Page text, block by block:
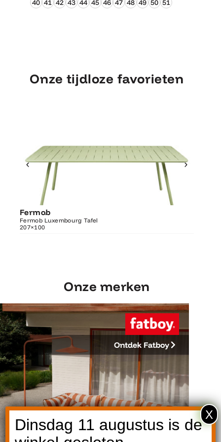
40 41 42 43 44 45 46 47 48 49 50 51
Onze tijdloze favorieten
Fermob
Fermob Luxembourg Tafel
207×100
207×100
Onze merken
Ontdek Fatboy
Dinsdag 11 augustus is de
X